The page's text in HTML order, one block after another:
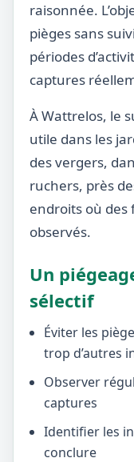
raisonnée.
pièges sans
périodes
captures
À Wattrelos, le
utile dans les
des vergers,
ruchers, près
endroits où
observés.
Un
sélectif
Éviter les
trop d’autres
Observer
captures
Identifier les
conclure